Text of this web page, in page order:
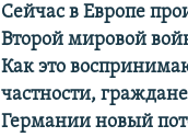
Сейчас в Европе
Второй мировой
Как это
частности,
Германии новый